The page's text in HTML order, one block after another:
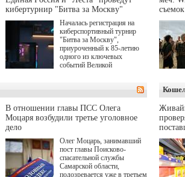
кибертурнир "Битва за Москву"
Началась регистрация на
киберспортивный турнир
"Битва за Москву",
приуроченный к 85-летию
одного из ключевых
событий Великой
игре "Мир танков"
выступили "Ростелеком",
партия "Единая Россия",
игровая студия "Леста" и
В отношении главы ПСС Олега
Моцаря возбудили третье уголовное
дело
Олег Моцарь, занимавший
пост главы Поисково-
спасательной службы
Самарской области,
подозревается уже в третьем